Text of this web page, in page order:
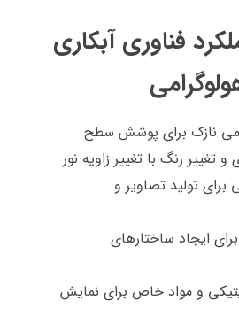
فناوری آبکاری
نازک برای پوشش سطح
تغییر رنگ با تغییر زاویه نور
برای تولید تصاویر و
ایجاد ساختارهای
و مواد خاص برای نمایش